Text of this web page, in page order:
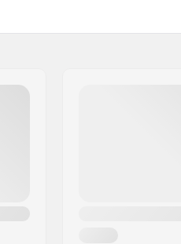
Short Sleeve